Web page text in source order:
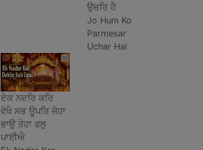
ਉਚਰਿ ਹੈ
Jo Hum Ko
Parmesar
Uchar Hai
ਏਕ ਨਦਰਿ ਕਰਿ
ਵੇਖੈ ਸਭ ਊਪਰਿ ਜੇਹਾ
ਭਾਉ ਤੇਹਾ ਫਲੁ
ਪਾਈਐ